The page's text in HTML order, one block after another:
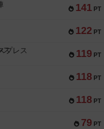
141 PT
122 PT
119 PT
プレス
118 PT
118 PT
79 PT